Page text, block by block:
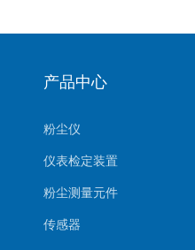
产品中心
粉尘仪
仪表检定装置
粉尘测量元件
传感器